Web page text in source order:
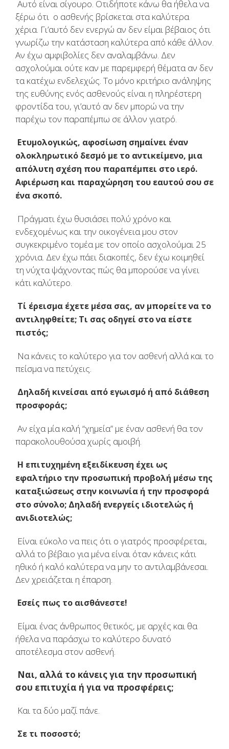
Αυτό είναι σίγουρο. Οτιδήποτε κάνω θα ήθελα να
ξέρω ότι ο ασθενής βρίσκεται στα καλύτερα
χέρια. Γι’αυτό δεν ενεργώ αν δεν είμαι βέβαιος ότι
γνωρίζω την κατάσταση καλύτερα από κάθε άλλον.
Αν έχω αμφιβολίες δεν αναλαμβάνω. Δεν
ασχολούμαι ούτε καν με παρεμφερή θέματα αν δεν
τα κατέχω ενδελεχώς. Το μόνο κριτήριο ανάληψης
της ευθύνης ενός ασθενούς είναι η πληρέστερη
φροντίδα του, γι’αυτό αν δεν μπορώ να την
παρέχω τον παραπέμπω σε άλλον γιατρό.
Ετυμολογικώς, αφοσίωση σημαίνει έναν
ολοκληρωτικό δεσμό με το αντικείμενο, μια
απόλυτη σχέση που παραπέμπει στο ιερό.
Αφιέρωση και παραχώρηση του εαυτού σου σε
ένα σκοπό.
Πράγματι έχω θυσιάσει πολύ χρόνο και
ενδεχομένως και την οικογένεια μου στον
συγκεκριμένο τομέα με τον οποίο ασχολούμαι 25
χρόνια. Δεν έχω πάει διακοπές, δεν έχω κοιμηθεί
τη νύχτα ψάχνοντας πώς θα μπορούσε να γίνει
κάτι καλύτερο.
Τί έρεισμα έχετε μέσα σας, αν μπορείτε να το
αντιληφθείτε; Τι σας οδηγεί στο να είστε
πιστός;
Να κάνεις το καλύτερο για τον ασθενή αλλά και το
πείσμα να πετύχεις.
Δηλαδή κινείσαι από εγωισμό ή από διάθεση
προσφοράς;
Αν είχα μία καλή “χημεία” με έναν ασθενή θα τον
παρακολουθούσα χωρίς αμοιβή.
Η επιτυχημένη εξειδίκευση έχει ως
εφαλτήριο την προσωπική προβολή μέσω της
καταξιώσεως στην κοινωνία ή την προσφορά
στο σύνολο; Δηλαδή ενεργείς ιδιοτελώς ή
ανιδιοτελώς;
Είναι εύκολο να πεις ότι ο γιατρός προσφέρεται,
αλλά το βέβαιο για μένα είναι όταν κάνεις κάτι
ηθικό ή καλό καλύτερα να μην το αντιλαμβάνεσαι.
Δεν χρειάζεται η έπαρση.
Εσείς πως το αισθάνεστε!
Είμαι ένας άνθρωπος θετικός, με αρχές και θα
ήθελα να παράσχω το καλύτερο δυνατό
αποτέλεσμα στον ασθενή.
Ναι, αλλά το κάνεις για την προσωπική
σου επιτυχία ή για να προσφέρεις;
Και τα δύο μαζί πάνε.
Σε τι ποσοστό;